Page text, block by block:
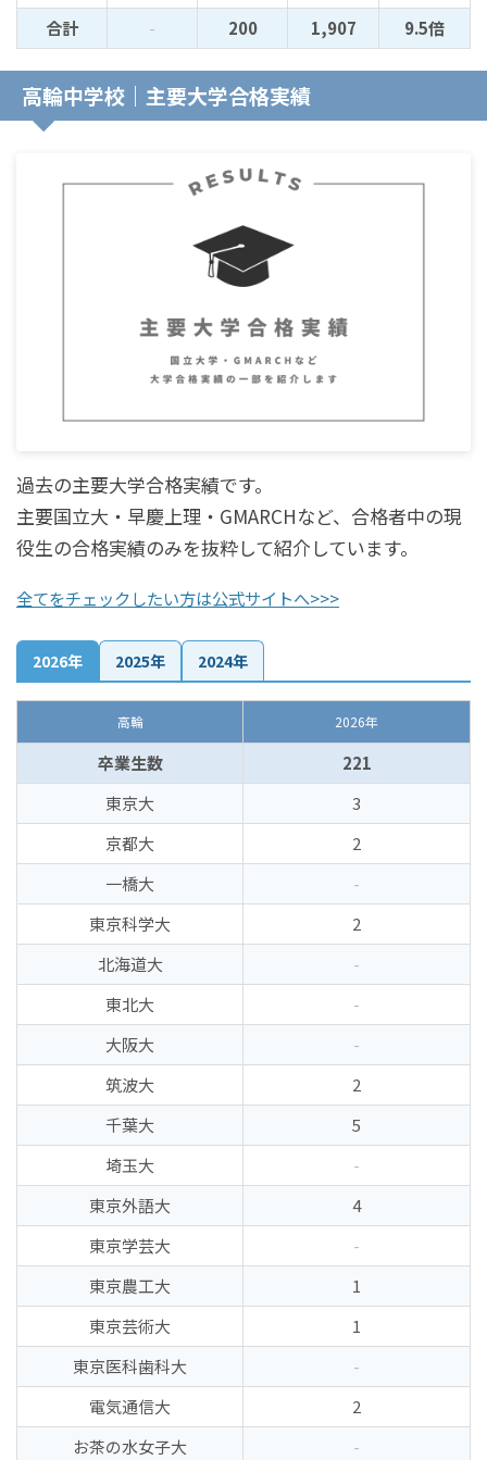
合計 - 200 1,907 9.5倍
高輪中学校｜主要大学合格実績
過去の主要大学合格実績です。
主要国立大・早慶上理・GMARCHなど、合格者中の現
役生の合格実績のみを抜粋して紹介しています。
全てをチェックしたい方は公式サイトへ>>>
2026年 2025年 2024年
高輪 2026年
卒業生数
221
東京大
3
京都大
2
一橋大
-
東京科学大
2
北海道大
-
東北大
-
大阪大
-
筑波大
2
千葉大
5
埼玉大
-
東京外語大
4
東京学芸大
-
東京農工大
1
東京芸術大
1
東京医科歯科大
-
電気通信大
2
お茶の水女子大
-